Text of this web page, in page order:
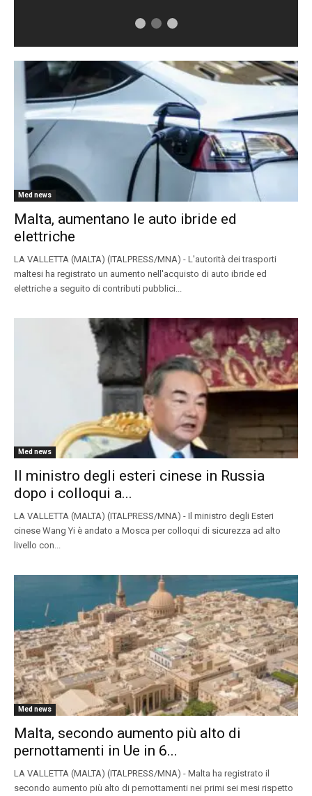
Med news
Malta, aumentano le auto ibride ed
elettriche
LA VALLETTA (MALTA) (ITALPRESS/MNA) - L'autorità dei trasporti
maltesi ha registrato un aumento nell'acquisto di auto ibride ed
elettriche a seguito di contributi pubblici...
Med news
Il ministro degli esteri cinese in Russia
dopo i colloqui a...
LA VALLETTA (MALTA) (ITALPRESS/MNA) - Il ministro degli Esteri
cinese Wang Yi è andato a Mosca per colloqui di sicurezza ad alto
livello con...
Med news
Malta, secondo aumento più alto di
pernottamenti in Ue in 6...
LA VALLETTA (MALTA) (ITALPRESS/MNA) - Malta ha registrato il
secondo aumento più alto di pernottamenti nei primi sei mesi rispetto